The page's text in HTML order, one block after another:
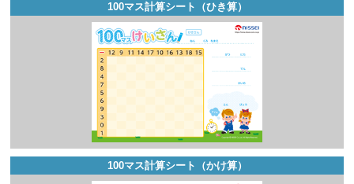
100マス計算シート（ひき算）
100マス計算シート（かけ算）